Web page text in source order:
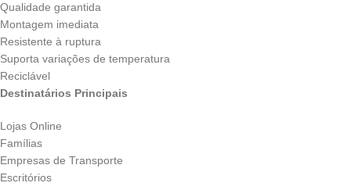
Qualidade garantida
Montagem imediata
Resistente à ruptura
Suporta variações de temperatura
Reciclável
Destinatários Principais
Lojas Online
Famílias
Empresas de Transporte
Escritórios